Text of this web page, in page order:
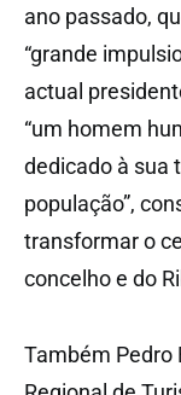
ano passado,
“grande
actual
“um homem
dedicado à sua
população”,
transformar o
concelho e do
Também Pedro